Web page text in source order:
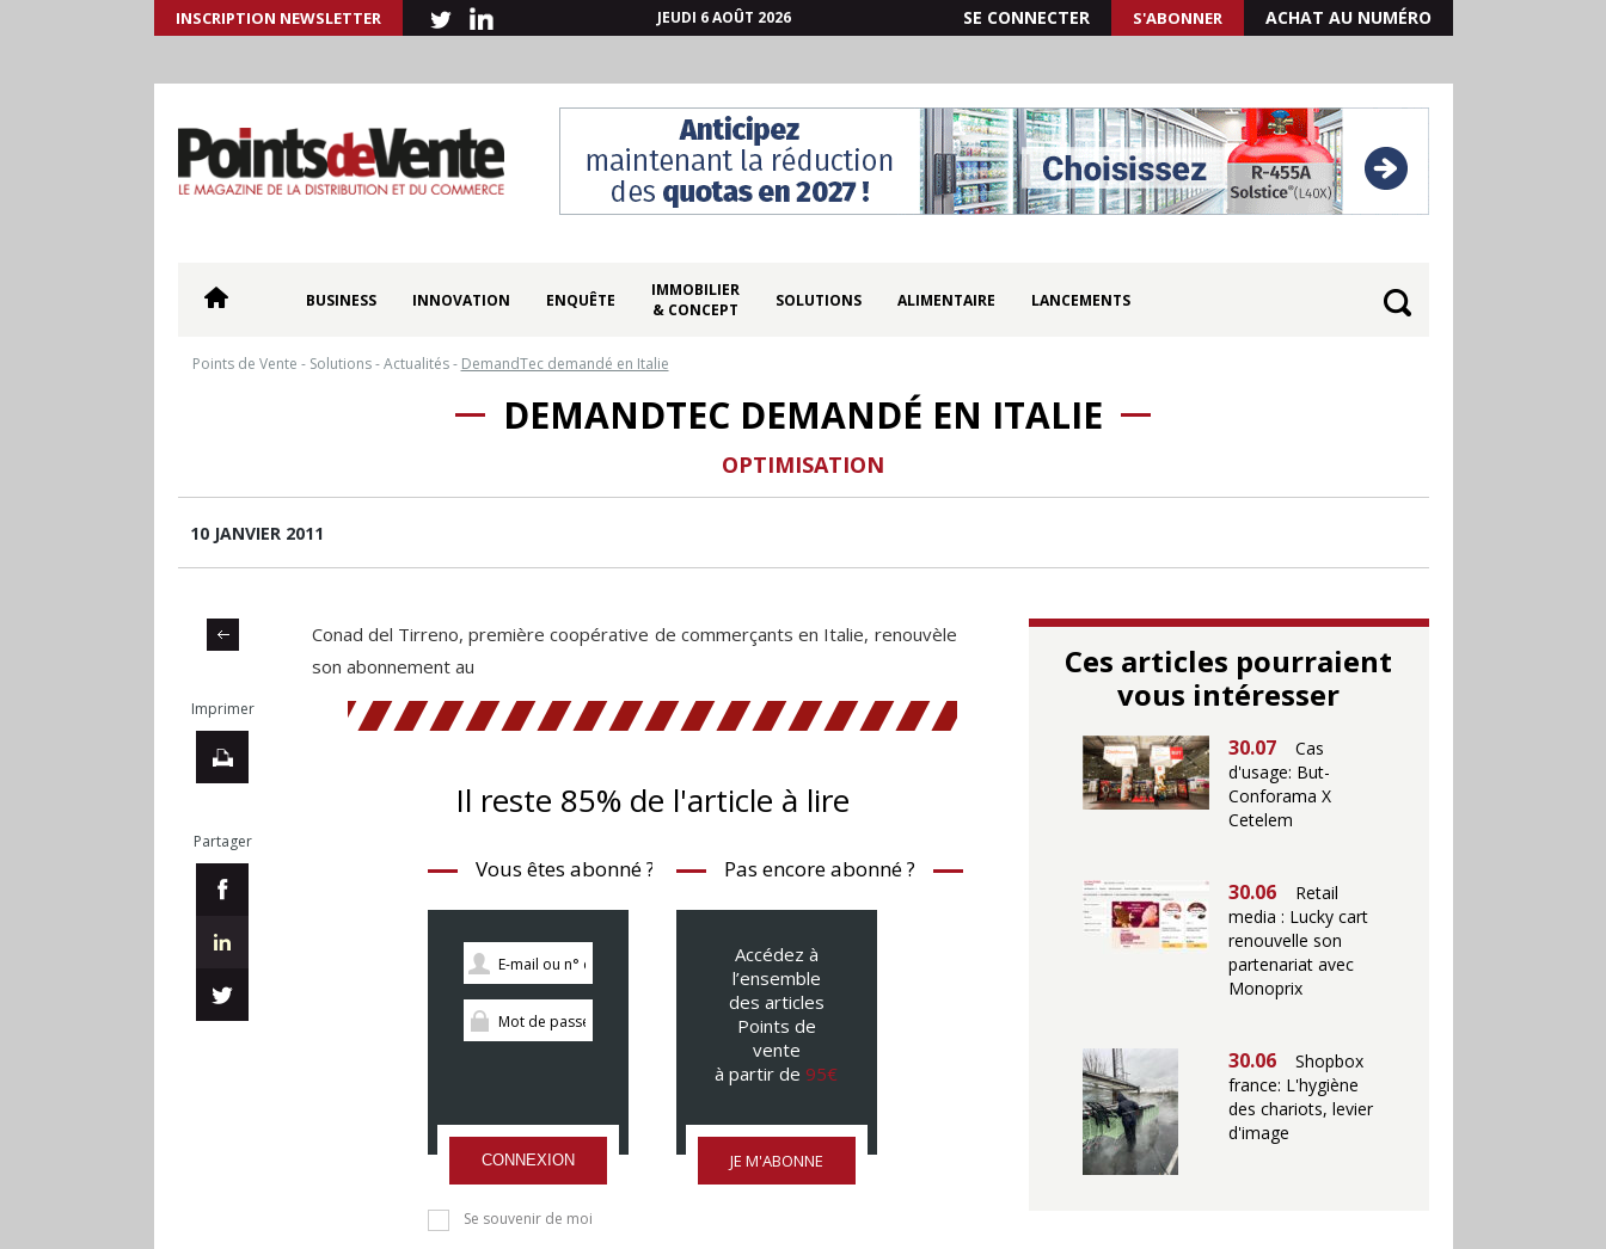
INSCRIPTION NEWSLETTER JEUDI 6 AOÛT 2026 SE CONNECTER S'ABONNER ACHAT AU NUMÉRO
BUSINESS INNOVATION ENQUÊTE
IMMOBILIER
& CONCEPT
SOLUTIONS ALIMENTAIRE LANCEMENTS
Points de Vente - Solutions-Actualités- DemandTec demandé en Italie
DEMANDTEC DEMANDÉ EN ITALIE
OPTIMISATION
10 JANVIER 2011
Imprimer
Partager
Conad del Tirreno, première coopérative de commerçants en Italie, renouvèle
son abonnement au
Il reste 85% de l'article à lire
Vous êtes abonné ?
CONNEXION
Se souvenir de moi
Pas encore abonné ?
Accédez à
l’ensemble
des articles
Points de
vente
à partir de 95€
JE M'ABONNE
Ces articles pourraient
vous intéresser
30.07
Cas
d'usage: But-
Conforama X
Cetelem
30.06
Retail
media : Lucky cart
renouvelle son
partenariat avec
Monoprix
30.06
Shopbox
france: L'hygiène
des chariots, levier
d'image